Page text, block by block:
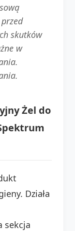
skutków
w
Żel do
Działa
sekcja